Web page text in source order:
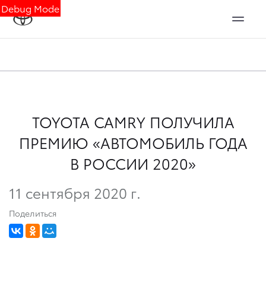
Debug Mode
TOYOTA CAMRY ПОЛУЧИЛА
ПРЕМИЮ «АВТОМОБИЛЬ ГОДА
В РОССИИ 2020»
11 сентября 2020 г.
Поделиться